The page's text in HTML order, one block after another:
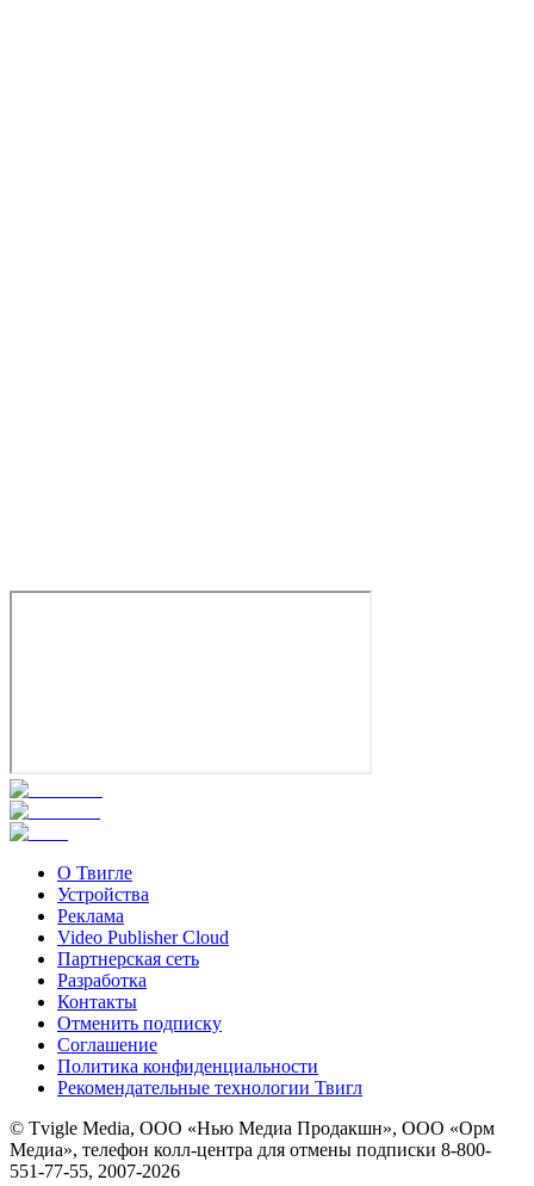
О Твигле
Устройства
Реклама
Video Publisher Cloud
Партнерская сеть
Разработка
Контакты
Отменить подписку
Соглашение
Политика конфиденциальности
Рекомендательные технологии Твигл
© Tvigle Media, ООО «Нью Медиа Продакшн», ООО «Орм
Медиа», телефон колл-центра для отмены подписки 8-800-
551-77-55, 2007-2026